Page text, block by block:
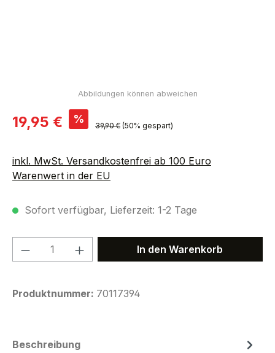
Verkaufspreis:
19,95 € % Regulärer Preis:
39,90 € (50% gespart)
inkl. MwSt. Versandkostenfrei ab 100 Euro
Warenwert in der EU
Sofort verfügbar, Lieferzeit: 1-2 Tage
Produkt Anzahl: Gib denIn den Warenkorb
Produktnummer: 70117394
Beschreibung